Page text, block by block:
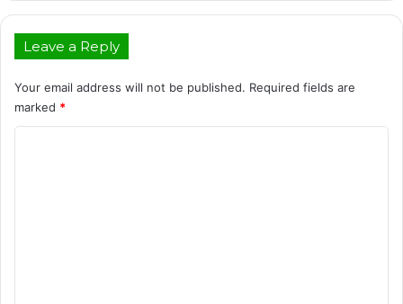
Leave a Reply
Your email address will not be published. Required fields are
marked *